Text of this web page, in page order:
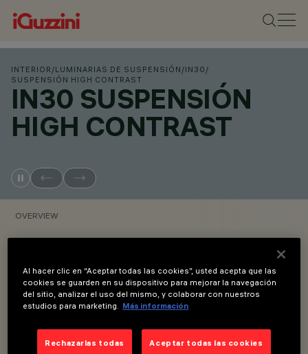
INTERIOR /LUMINARIAS DE SUSPENSIÓN /IN30 /
SUSPENSIÓN HIGH CONTRAST
IN30 SUSPENSIÓN
HIGH CONTRAST
OVERVIEW
Overview
Sistema luminoso modular para línea continua.
Al hacer clic en “Aceptar todas las cookies”, usted acepta que las
cookies se guarden en su dispositivo para mejorar la navegación
del sitio, analizar el uso del mismo, y colaborar con nuestros
estudios para marketing.
Más información
Rechazarlas todas Aceptar todas las cookies